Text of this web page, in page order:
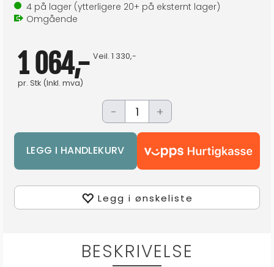
4 på lager (ytterligere 20+ på eksternt lager)
Omgående
1 064,-
pr. Stk (Inkl. mva)
Veil.1 330,-
- +
Legg i ønskeliste
BESKRIVELSE